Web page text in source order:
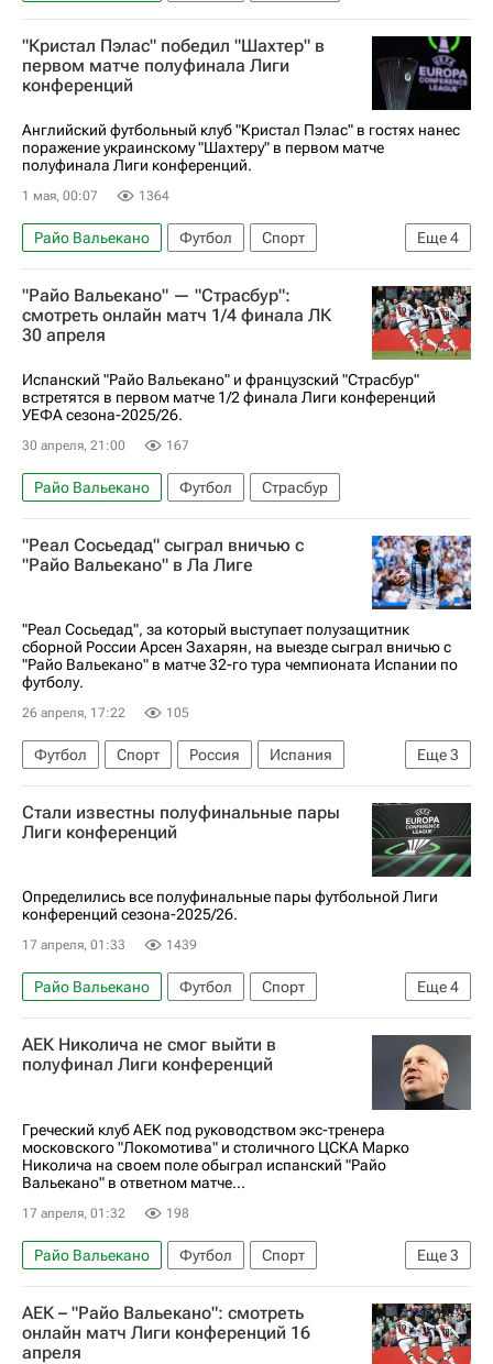
"Кристал Пэлас" победил "Шахтер" в
первом матче полуфинала Лиги
конференций
Английский футбольный клуб "Кристал Пэлас" в гостях нанес
поражение украинскому "Шахтеру" в первом матче
полуфинала Лиги конференций.
1 мая, 00:07 1364
Еще4
Райо Вальекано Футбол
Спорт
Исмаила Сарр
Даити Камада
Кристал Пэлас
Шахтер
"Райо Вальекано" — "Страсбур":
смотреть онлайн матч 1/4 финала ЛК
30 апреля
Испанский "Райо Вальекано" и французский "Страсбур"
встретятся в первом матче 1/2 финала Лиги конференций
УЕФА сезона-2025/26.
30 апреля, 21:00 167
Райо Вальекано Футбол Страсбур
"Реал Сосьедад" сыграл вничью с
"Райо Вальекано" в Ла Лиге
"Реал Сосьедад", за который выступает полузащитник
сборной России Арсен Захарян, на выезде сыграл вничью с
"Райо Вальекано" в матче 32-го тура чемпионата Испании по
футболу.
26 апреля, 17:22 105
Еще3
Футбол Спорт Россия
Испания
Мадрид
Микель Оярсабаль
Чемпионат Испании по футболу
Стали известны полуфинальные пары
Лиги конференций
Определились все полуфинальные пары футбольной Лиги
конференций сезона-2025/26.
17 апреля, 01:33 1439
Еще4
Райо Вальекано Футбол
Спорт
Кристал Пэлас
Шахтер
Страсбур
Лига конференций
АЕК Николича не смог выйти в
полуфинал Лиги конференций
Греческий клуб АЕК под руководством экс-тренера
московского "Локомотива" и столичного ЦСКА Марко
Николича на своем поле обыграл испанский "Райо
Вальекано" в ответном матче...
17 апреля, 01:32 198
Еще3
Райо Вальекано Футбол
Спорт
Марко Николич
АЕК (Афины)
Лига конференций
АЕК – "Райо Вальекано": смотреть
онлайн матч Лиги конференций 16
апреля